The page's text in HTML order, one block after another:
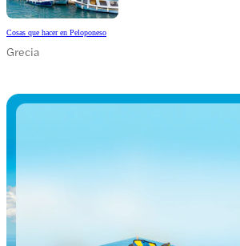
Cosas que hacer en Peloponeso
Grecia